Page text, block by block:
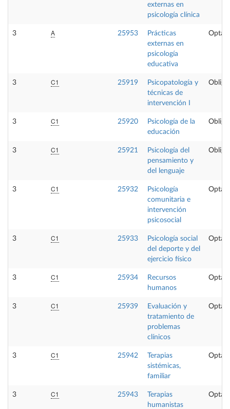
externas en
psicología clínica
3 A 25953
Prácticas
externas en
psicología
educativa
3 C1 25919
Psicopatología y
técnicas de
intervención I
3 C1 25920
Psicología de la
educación
3 C1 25921
Psicología del
pensamiento y
del lenguaje
3 C1 25932
Psicología
comunitaria e
intervención
psicosocial
3 C1 25933
Psicología social
del deporte y del
ejercicio físico
3 C1 25934
Recursos
humanos
3 C1 25939
Evaluación y
tratamiento de
problemas
clínicos
3 C1 25942
Terapias
sistémicas,
familiar
3 C1 25943
Terapias
humanistas